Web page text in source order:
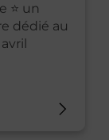
⭐ un
dédié au